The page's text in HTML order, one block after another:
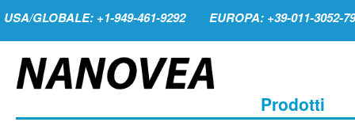
USA/GLOBALE: +1-949-461-9292 EUROPA: +39-011-3052-
Prodotti